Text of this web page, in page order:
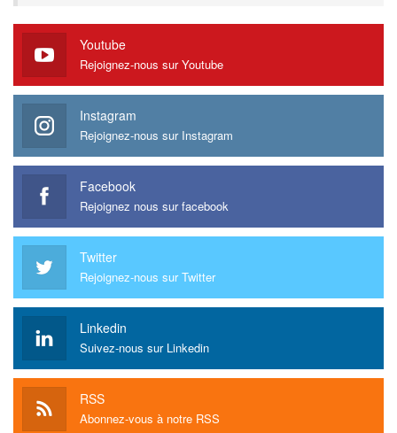
Youtube
Rejoignez-nous sur Youtube
Instagram
Rejoignez-nous sur Instagram
Facebook
Rejoignez nous sur facebook
Twitter
Rejoignez-nous sur Twitter
Linkedin
Suivez-nous sur Linkedin
RSS
Abonnez-vous à notre RSS